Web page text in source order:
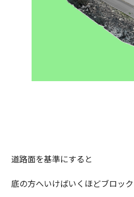
道路面を基準にすると
底の方へいけばいくほどブロッ